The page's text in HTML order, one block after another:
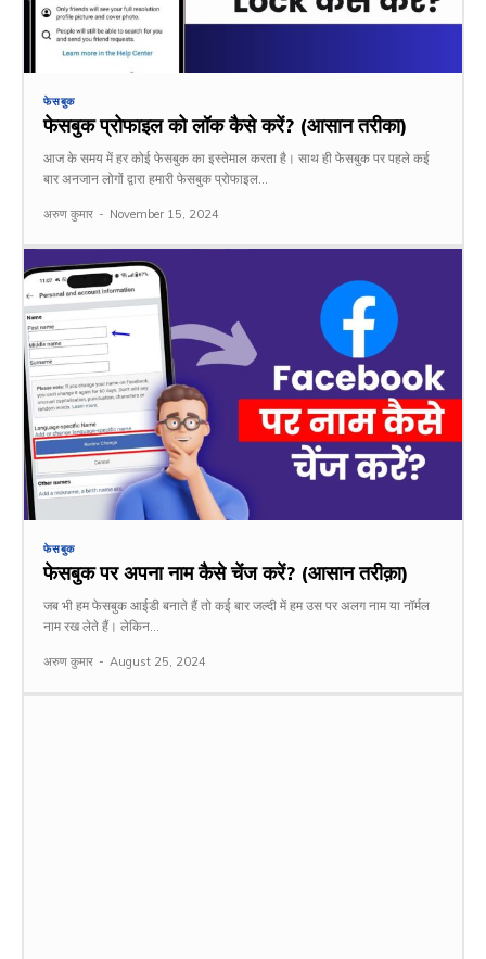
फेसबुक
फेसबुक प्रोफाइल को लॉक कैसे करें? (आसान तरीका)
आज के समय में हर कोई फेसबुक का इस्तेमाल करता है। साथ ही फेसबुक पर पहले कई
बार अनजान लोगों द्वारा हमारी फेसबुक प्रोफाइल...
अरुण कुमार - November 15, 2024
फेसबुक
फेसबुक पर अपना नाम कैसे चेंज करें? (आसान तरीक़ा)
जब भी हम फेसबुक आईडी बनाते हैं तो कई बार जल्दी में हम उस पर अलग नाम या नॉर्मल
नाम रख लेते हैं। लेकिन...
अरुण कुमार - August 25, 2024